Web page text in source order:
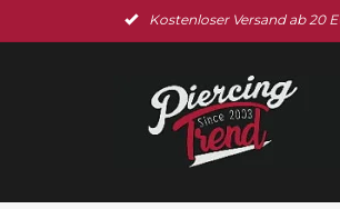
Kostenloser Versand ab 20